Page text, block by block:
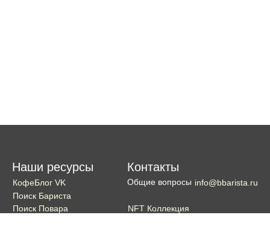
Наши ресурсы
КофеБлог VK
Поиск Бариста
Поиск Повара
Контакты
Общие вопросы info@bbarista.ru
NFT Коллекция